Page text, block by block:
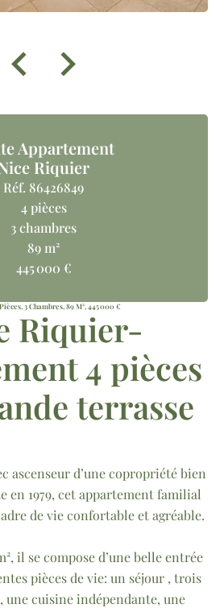
Appartement
Riquier
Réf. 86426849
4 pièces
3 chambres
89 m²
445 000 €
3 Chambres, 89 M², 445 000 €
Riquier-
4 pièces
terrasse
ascenseur d’une copropriété bien
en 1979, cet appartement familial
de vie confortable et agréable.
il se compose d’une belle entrée
pièces de vie: un séjour , trois
une cuisine indépendante, une